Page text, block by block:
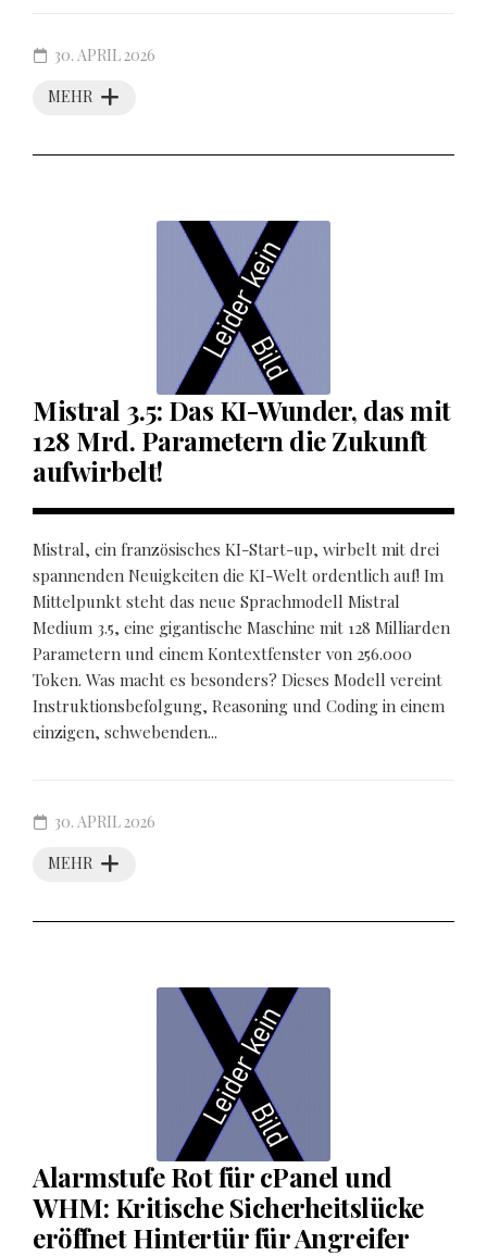
MEHR
30. APRIL 2026
Mistral 3.5: Das KI-Wunder, das mit
128 Mrd. Parametern die Zukunft
aufwirbelt!
Mistral, ein französisches KI-Start-up, wirbelt mit drei
spannenden Neuigkeiten die KI-Welt ordentlich auf! Im
Mittelpunkt steht das neue Sprachmodell Mistral
Medium 3.5, eine gigantische Maschine mit 128 Milliarden
Parametern und einem Kontextfenster von 256.000
Token. Was macht es besonders? Dieses Modell vereint
Instruktionsbefolgung, Reasoning und Coding in einem
einzigen, schwebenden...
MEHR
30. APRIL 2026
Alarmstufe Rot für cPanel und
WHM: Kritische Sicherheitslücke
eröffnet Hintertür für Angreifer